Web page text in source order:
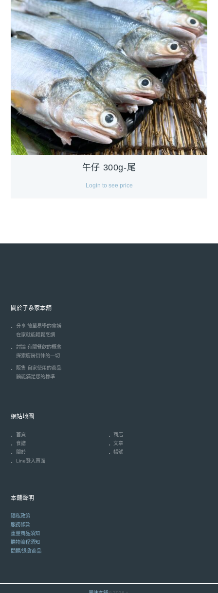
午仔 300g-尾
Login to see price
關於子系家本舖
分享 簡單易學的食譜
在家就能輕鬆烹調
討論 有關餐飲的概念
探索廚房衍伸的一切
販售 自家使用的商品
願能滿足您的標準
網站地圖
首頁
商店
食譜
文章
關於
帳號
Line登入頁面
本舖聲明
隱私政策
服務條款
重量商品須知
購物流程須知
問題/退貨商品